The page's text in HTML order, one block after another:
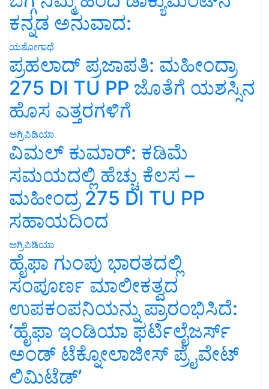
ಕನ್ನಡ ಅನುವಾದ:
ಯಶೋಗಾಥೆ
ಪ್ರಹಲಾದ್ ಪ್ರಜಾಪತಿ: ಮಹೀಂದ್ರಾ
275 DI TU PP ಜೊತೆಗೆ ಯಶಸ್ಸಿನ
ಹೊಸ ಎತ್ತರಗಳಿಗೆ
ಅಗ್ರಿಪಿಡಿಯಾ
ವಿಮಲ್ ಕುಮಾರ್: ಕಡಿಮೆ
ಸಮಯದಲ್ಲಿ ಹೆಚ್ಚು ಕೆಲಸ –
ಮಹೀಂದ್ರ 275 DI TU PP
ಸಹಾಯದಿಂದ
ಅಗ್ರಿಪಿಡಿಯಾ
ಹೈಫಾ ಗುಂಪು ಭಾರತದಲ್ಲಿ
ಸಂಪೂರ್ಣ ಮಾಲೀಕತ್ವದ
ಉಪಕಂಪನಿಯನ್ನು ಪ್ರಾರಂಭಿಸಿದೆ:
‘ಹೈಫಾ ಇಂಡಿಯಾ ಫರ್ಟಿಲೈಜರ್ಸ್
ಅಂಡ್ ಟೆಕ್ನೋಲಾಜೀಸ್ ಪ್ರೈವೇಟ್
ಲಿಮಿಟೆಡ್’